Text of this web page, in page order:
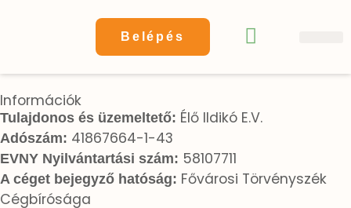
Belépés
Információk
Tulajdonos és üzemeltető: Élő Ildikó E.V.
Adószám: 41867664-1-43
EVNY Nyilvántartási szám: 58107711
A céget bejegyző hatóság: Fővárosi Törvényszék
Cégbírósága